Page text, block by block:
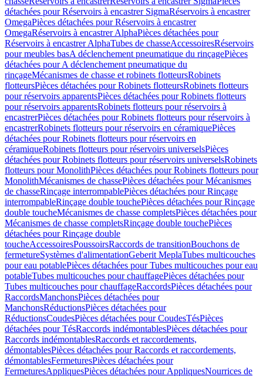
détachées pour Réservoirs à encastrer SigmaRéservoirs à encastrer
OmegaPièces détachées pour Réservoirs à encastrer
OmegaRéservoirs à encastrer AlphaPièces détachées pour
Réservoirs à encastrer AlphaTubes de chasseAccessoiresRéservoirs
pour meubles basA déclenchement pneumatique du rinçagePièces
détachées pour A déclenchement pneumatique du
rinçageMécanismes de chasse et robinets flotteursRobinets
flotteursPièces détachées pour Robinets flotteursRobinets flotteurs
pour réservoirs apparentsPièces détachées pour Robinets flotteurs
pour réservoirs apparentsRobinets flotteurs pour réservoirs à
encastrerPièces détachées pour Robinets flotteurs pour réservoirs à
encastrerRobinets flotteurs pour réservoirs en céramiquePièces
détachées pour Robinets flotteurs pour réservoirs en
céramiqueRobinets flotteurs pour réservoirs universelsPièces
détachées pour Robinets flotteurs pour réservoirs universelsRobinets
flotteurs pour MonolithPièces détachées pour Robinets flotteurs pour
MonolithMécanismes de chassePièces détachées pour Mécanismes
de chasseRinçage interrompablePièces détachées pour Rinçage
interrompableRinçage double touchePièces détachées pour Rinçage
double toucheMécanismes de chasse completsPièces détachées pour
Mécanismes de chasse completsRinçage double touchePièces
détachées pour Rinçage double
toucheAccessoiresPoussoirsRaccords de transitionBouchons de
fermetureSystèmes d'alimentationGeberit MeplaTubes multicouches
pour eau potablePièces détachées pour Tubes multicouches pour eau
potableTubes multicouches pour chauffagePièces détachées pour
Tubes multicouches pour chauffageRaccordsPièces détachées pour
RaccordsManchonsPièces détachées pour
ManchonsRéductionsPièces détachées pour
RéductionsCoudesPièces détachées pour CoudesTésPièces
détachées pour TésRaccords indémontablesPièces détachées pour
Raccords indémontablesRaccords et raccordements,
démontablesPièces détachées pour Raccords et raccordements,
démontablesFermeturesPièces détachées pour
FermeturesAppliquesPièces détachées pour AppliquesNourrices de